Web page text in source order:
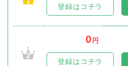
登録はコチラ
2
0 円
登録はコチラ